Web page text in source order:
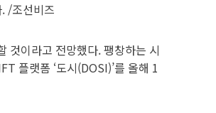
/조선비즈
것이라고 전망했다. 팽창하는 시
플랫폼 ‘도시(DOSI)’를 올해 1